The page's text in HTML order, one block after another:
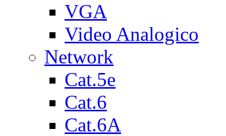
VGA
Video Analogico
Network
Cat.5e
Cat.6
Cat.6A